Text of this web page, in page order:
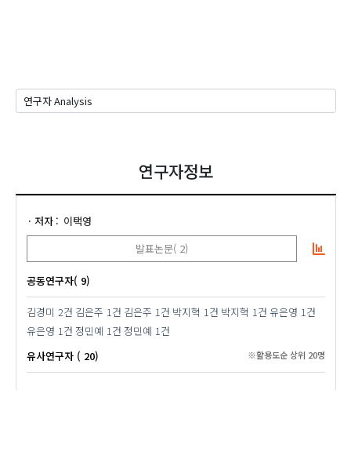
연구자정보
저자
이택영
발표논문( 2)
공동연구자( 9)
김경미 2건 김은주 1건 김은주 1건 박지혁 1건 박지혁 1건 유은영 1건
유은영 1건 정민예 1건 정민예 1건
유사연구자 ( 20)
※활용도순 상위 20명